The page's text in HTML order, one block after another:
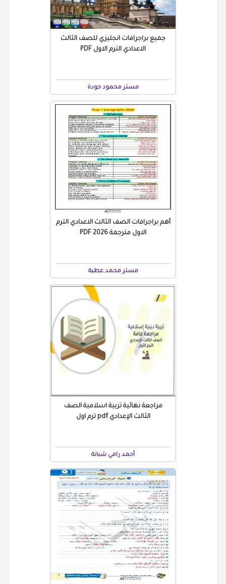
جميع براجرافات انجليزي للصف الثالث
الاعدادي الترم الاول PDF
مستر محمود جودة
أهم براجرافات الصف الثالث الاعدادي الترم
الاول مترجمة 2026 PDF
مستر محمد عطية
مراجعة نهائية تربية اسلامية الصف
الثالث الإعدادي pdf ترم اول
أحمد رامي شبانة